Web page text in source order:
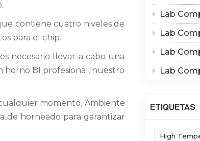
Lab Companion TC Series Rapid
Lab Companion CPO High & Low
Lab Companion 800G CPO
Lab Companion CPO Temperature &
ETIQUETAS
High
contiene cuatro niveles de
para el chip.
necesario llevar a cabo una
horno BI profesional, nuestro
momento. Ambiente
de horneado para garantizar